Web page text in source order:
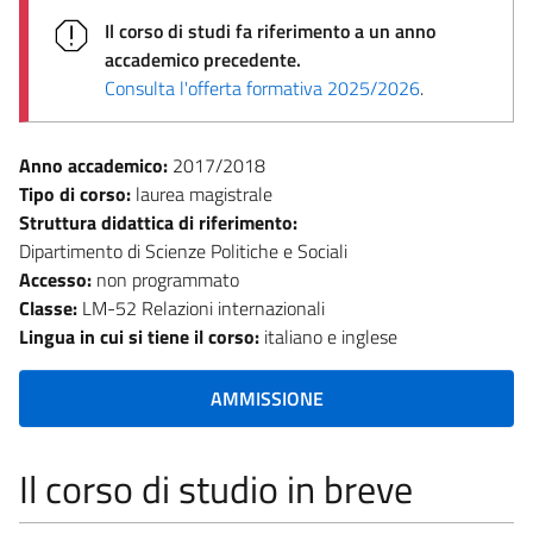
Il corso di studi fa riferimento a un anno
accademico precedente.
Consulta l'offerta formativa 2025/2026.
Anno accademico: 2017/2018
Tipo di corso: laurea magistrale
Struttura didattica di riferimento:
Dipartimento di Scienze Politiche e Sociali
Accesso: non programmato
Classe: LM-52 Relazioni internazionali
Lingua in cui si tiene il corso: italiano e inglese
AMMISSIONE
Il corso di studio in breve